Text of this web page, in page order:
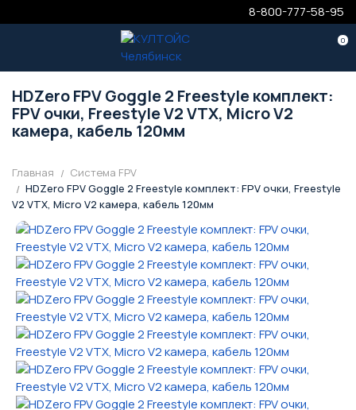
8-800-777-58-95
0
HDZero FPV Goggle 2 Freestyle комплект:
FPV очки, Freestyle V2 VTX, Micro V2
камера, кабель 120мм
Главная
Система FPV
HDZero FPV Goggle 2 Freestyle комплект: FPV очки, Freestyle
V2 VTX, Micro V2 камера, кабель 120мм